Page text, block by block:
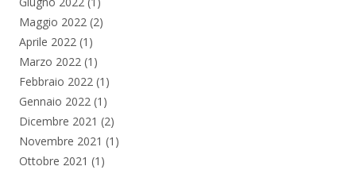
Maggio 2022 (2)
Aprile 2022 (1)
Marzo 2022 (1)
Febbraio 2022 (1)
Gennaio 2022 (1)
Dicembre 2021 (2)
Novembre 2021 (1)
Ottobre 2021 (1)